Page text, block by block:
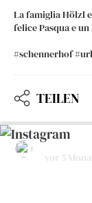
La famiglia Hölzl
felice Pasqua e
#schennerhof
TEILEN
vor 5